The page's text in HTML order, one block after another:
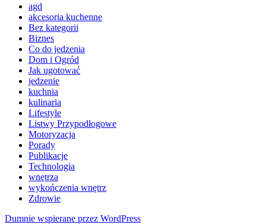
agd
akcesoria kuchenne
Bez kategorii
Biznes
Co do jedzenia
Dom i Ogród
Jak ugotować
jedzenie
kuchnia
kulinaria
Lifestyle
Listwy Przypodłogowe
Motoryzacja
Porady
Publikacje
Technologia
wnętrza
wykończenia wnętrz
Zdrowie
Dumnie wspierane przez WordPress